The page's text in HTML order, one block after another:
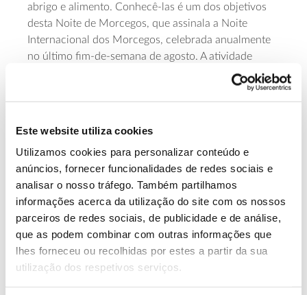
Este website utiliza cookies
Utilizamos cookies para personalizar conteúdo e
anúncios, fornecer funcionalidades de redes sociais e
analisar o nosso tráfego. Também partilhamos
informações acerca da utilização do site com os nossos
parceiros de redes sociais, de publicidade e de análise,
que as podem combinar com outras informações que
lhes forneceu ou recolhidas por estes a partir da sua
utilização dos respetivos serviços.
abrigo e alimento. Conhecê-las é um dos objetivos
desta Noite de Morcegos, que assinala a Noite
Internacional dos Morcegos, celebrada anualmente
no último fim-de-semana de agosto. A atividade
permite também descobrir um espaço que devolve à
cidade do Porto 17 mil metros quadrados de
natureza e que é um exemplo da aplicação de
renaturalização da ribeira de Vilar. O encontro está
marcado para as 21h00. As inscrições abrem a 13 de
agosto.
Saber mais
13.07.2026
Genoma do priolo e de outras espécies em risco: